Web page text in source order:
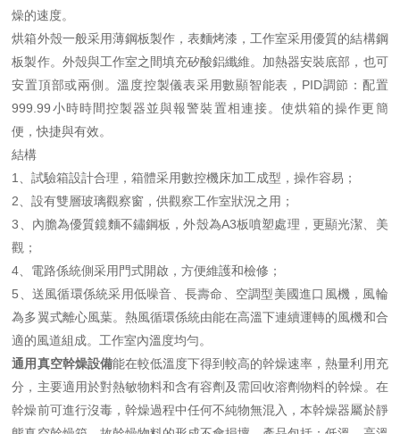
燥的速度。
烘箱外殼一般采用薄鋼板製作，表麵烤漆，工作室采用優質的結構鋼
板製作。外殼與工作室之間填充矽酸鋁纖維。加熱器安裝底部，也可
安置頂部或兩側。溫度控製儀表采用數顯智能表，PID調節：配置
999.99小時時間控製器並與報警裝置相連接。使烘箱的操作更簡
便，快捷與有效。
結構
1、試驗箱設計合理，箱體采用數控機床加工成型，操作容易；
2、設有雙層玻璃觀察窗，供觀察工作室狀況之用；
3、內膽為優質鏡麵不鏽鋼板，外殼為A3板噴塑處理，更顯光潔、美
觀；
4、電路係統側采用門式開啟，方便維護和檢修；
5、送風循環係統采用低噪音、長壽命、空調型美國進口風機，風輪
為多翼式離心風葉。熱風循環係統由能在高溫下連續運轉的風機和合
適的風道組成。工作室內溫度均勻。
通用真空幹燥設備能在較低溫度下得到較高的幹燥速率，熱量利用充
分，主要適用於對熱敏物料和含有容劑及需回收溶劑物料的幹燥。在
幹燥前可進行沒毒，幹燥過程中任何不純物無混入，本幹燥器屬於靜